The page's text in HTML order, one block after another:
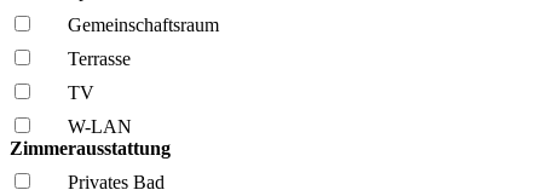
Gemeinschafts­raum
Terrasse
TV
W-LAN
Zimmerausstattung
Privates Bad